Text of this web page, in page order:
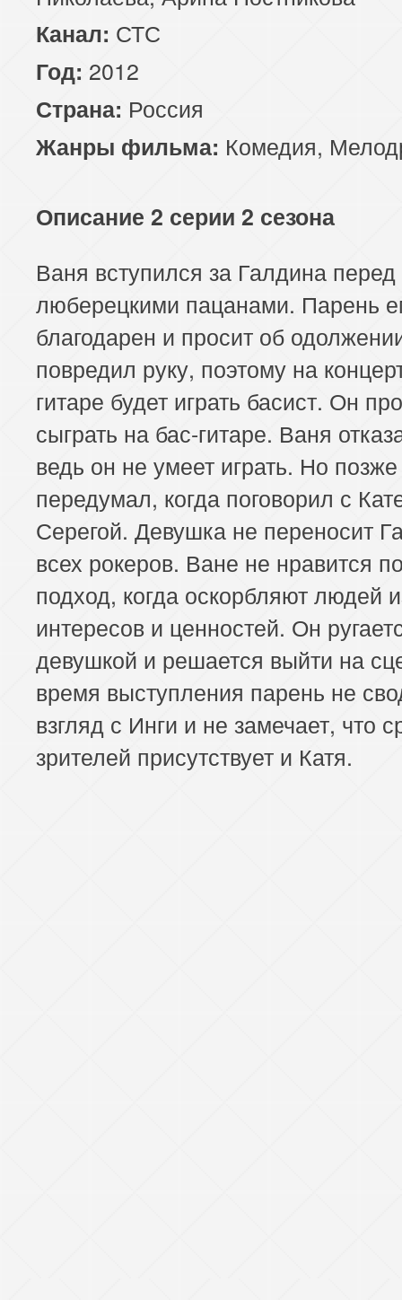
Канал: СТС
Год: 2012
Страна: Россия
Жанры фильма: Комедия,
Описание 2 серии 2 сезона
Ваня вступился за Галдина перед
люберецкими пацанами. Парень
благодарен и просит об
повредил руку, поэтому на
гитаре будет играть басист. Он
сыграть на бас-гитаре. Ваня
ведь он не умеет играть. Но позже
передумал, когда поговорил с
Серегой. Девушка не переносит
всех рокеров. Ване не нравится
подход, когда оскорбляют людей
интересов и ценностей. Он
девушкой и решается выйти на
время выступления парень не
взгляд с Инги и не замечает, что
зрителей присутствует и Катя.